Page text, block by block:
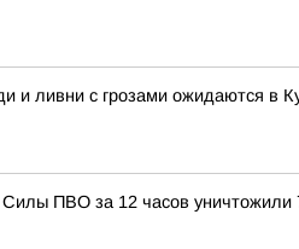
и ливни с грозами ожидаются в
ПВО за 12 часов уничтожили